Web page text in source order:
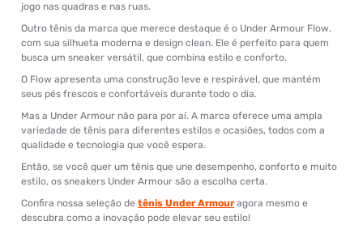
jogo nas quadras e nas ruas.
Outro tênis da marca que merece destaque é o Under Armour Flow,
com sua silhueta moderna e design clean. Ele é perfeito para quem
busca um sneaker versátil, que combina estilo e conforto.
O Flow apresenta uma construção leve e respirável, que mantém
seus pés frescos e confortáveis durante todo o dia.
Mas a Under Armour não para por aí. A marca oferece uma ampla
variedade de tênis para diferentes estilos e ocasiões, todos com a
qualidade e tecnologia que você espera.
Então, se você quer um tênis que une desempenho, conforto e muito
estilo, os sneakers Under Armour são a escolha certa.
Confira nossa seleção de tênis Under Armouragora mesmo e
descubra como a inovação pode elevar seu estilo!